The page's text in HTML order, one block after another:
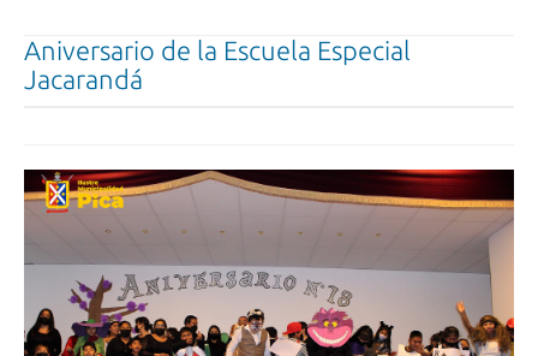
Aniversario de la Escuela Especial
Jacarandá